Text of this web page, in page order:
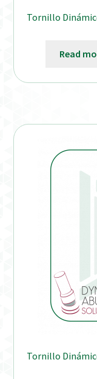
Tornillo
Read
Tornillo